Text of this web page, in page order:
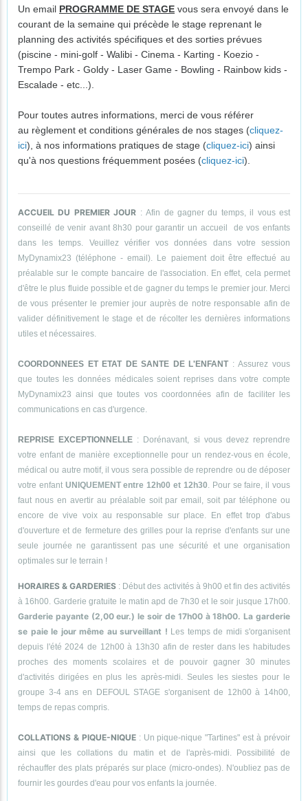
Un email PROGRAMME DE STAGE vous sera envoyé dans le
courant de la semaine qui précède le stage reprenant le
planning des activités spécifiques et des sorties prévues
(piscine - mini-golf - Walibi - Cinema - Karting - Koezio -
Trempo Park - Goldy - Laser Game - Bowling - Rainbow kids -
Escalade - etc...).
Pour toutes autres informations, merci de vous référer
au règlement et conditions générales de nos stages (cliquez-
ici), à nos informations pratiques de stage (cliquez-ici) ainsi
qu'à nos questions fréquemment posées (cliquez-ici).
ACCUEIL DU PREMIER JOUR : Afin de gagner du temps, il vous est
conseillé de venir avant 8h30 pour garantir un accueil de vos enfants
dans les temps. Veuillez vérifier vos données dans votre session
MyDynamix23 (téléphone - email). Le paiement doit être effectué au
préalable sur le compte bancaire de l'association. En effet, cela permet
d'être le plus fluide possible et de gagner du temps le premier jour. Merci
de vous présenter le premier jour auprès de notre responsable afin de
valider définitivement le stage et de récolter les dernières informations
utiles et nécessaires.
COORDONNEES ET ETAT DE SANTE DE L'ENFANT: Assurez vous
que toutes les données médicales soient reprises dans votre compte
MyDynamix23 ainsi que toutes vos coordonnées afin de faciliter les
communications en cas d'urgence.
REPRISE EXCEPTIONNELLE : Dorénavant, si vous devez reprendre
votre enfant de manière exceptionnelle pour un rendez-vous en école,
médical ou autre motif, il vous sera possible de reprendre ou de déposer
votre enfant UNIQUEMENT entre 12h00 et 12h30. Pour se faire, il vous
faut nous en avertir au préalable soit par email, soit par téléphone ou
encore de vive voix au responsable sur place. En effet trop d'abus
d'ouverture et de fermeture des grilles pour la reprise d'enfants sur une
seule journée ne garantissent pas une sécurité et une organisation
optimales sur le terrain !
HORAIRES & GARDERIES : Début des activités à 9h00 et fin des activités
à 16h00. Garderie gratuite le matin apd de 7h30 et le soir jusque 17h00.
Garderie payante (2,00 eur.) le soir de 17h00 à 18h00. La garderie
se paie le jour même au surveillant ! Les temps de midi s'organisent
depuis l'été 2024 de 12h00 à 13h30 afin de rester dans les habitudes
proches des moments scolaires et de pouvoir gagner 30 minutes
d'activités dirigées en plus les après-midi. Seules les siestes pour le
groupe 3-4 ans en DEFOUL STAGE s'organisent de 12h00 à 14h00,
temps de repas compris.
COLLATIONS & PIQUE-NIQUE: Un pique-nique "Tartines" est à prévoir
ainsi que les collations du matin et de l'après-midi. Possibilité de
réchauffer des plats préparés sur place (micro-ondes). N'oubliez pas de
fournir les gourdes d'eau pour vos enfants la journée.